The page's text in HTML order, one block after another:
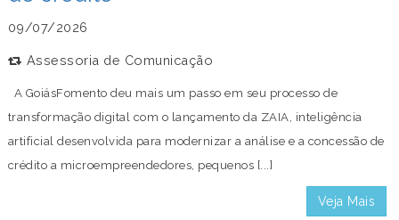
09/07/2026
Assessoria de Comunicação
A GoiásFomento deu mais um passo em seu processo de
transformação digital com o lançamento da ZAIA, inteligência
artificial desenvolvida para modernizar a análise e a concessão de
crédito a microempreendedores, pequenos [...]
Veja Mais